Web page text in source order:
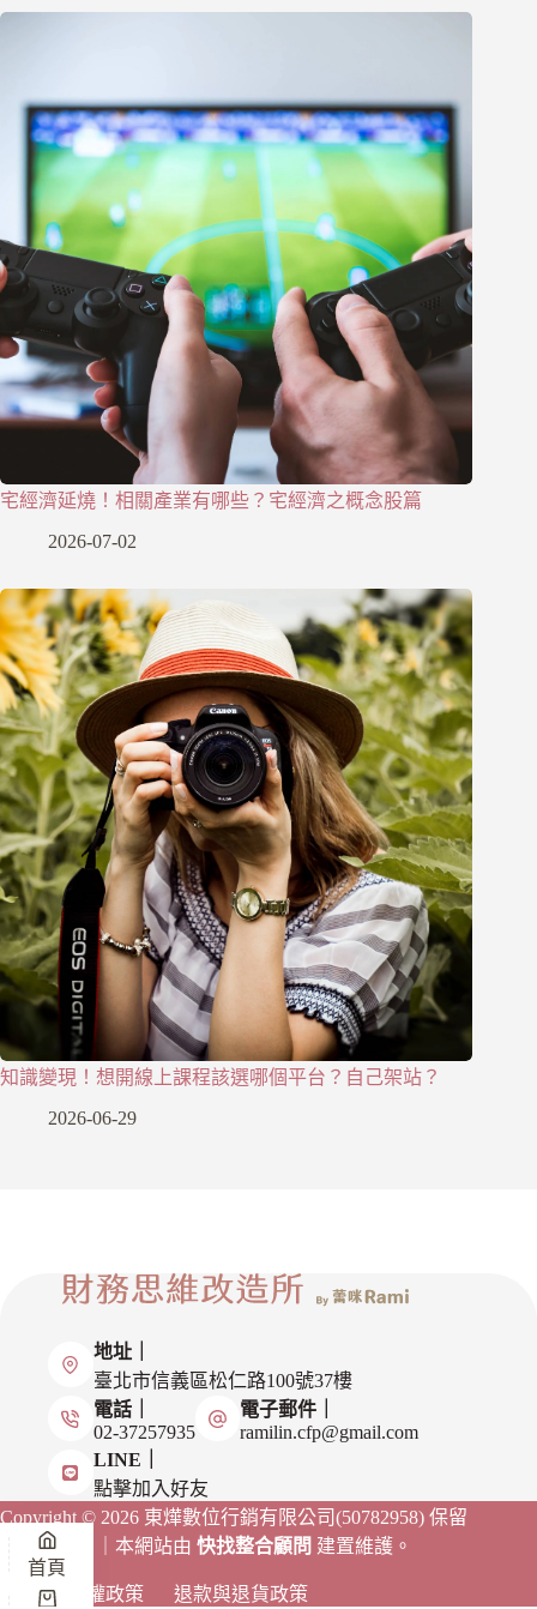
宅經濟延燒！相關產業有哪些？宅經濟之概念股篇
2026-07-02
知識變現！想開線上課程該選哪個平台？自己架站？
2026-06-29
地址｜
臺北市信義區松仁路100號37樓
電話｜
02-37257935
電子郵件｜
ramilin.cfp@gmail.com
LINE｜
點擊加入好友
Copyright © 2026 東燁數位行銷有限公司(50782958) 保留
一切權利。｜本網站由 快找整合顧問 建置維護。
隱私權政策 退款與退貨政策
首頁